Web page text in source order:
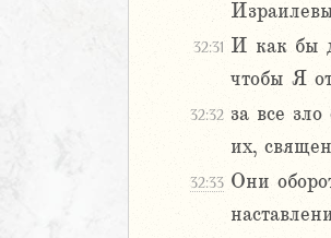
32:31 И как бы
чтобы Я
32:32 за все
их,
32:33 Они